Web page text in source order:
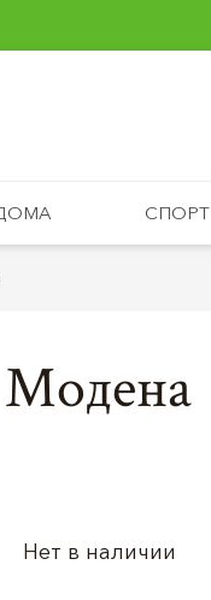
Нет в наличии